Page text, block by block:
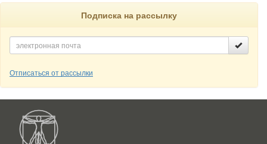
Подписка на рассылку
Отписаться от рассылки